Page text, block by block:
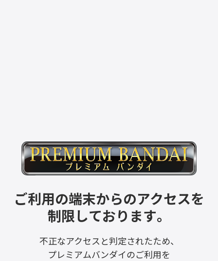
ご利用の端末からのアクセスを
制限しております。
不正なアクセスと判定されたため、
プレミアムバンダイのご利用を